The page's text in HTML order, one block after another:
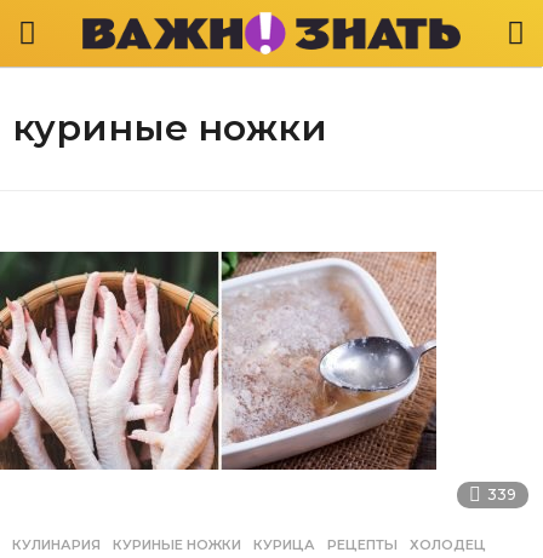
куриные ножки
339
КУЛИНАРИЯ КУРИНЫЕ НОЖКИ ,КУРИЦА ,РЕЦЕПТЫ ,ХОЛОДЕЦ